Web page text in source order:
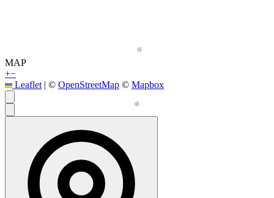
MAP
+−
Leaflet | © OpenStreetMap © Mapbox